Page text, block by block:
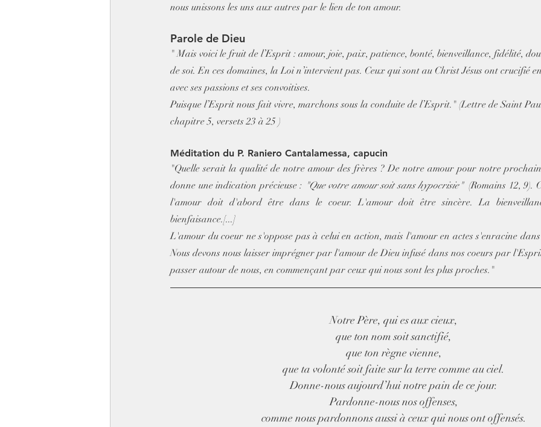
nous unissons les uns aux autres par le lien de ton amour.
Parole de Dieu
" Mais voici le fruit de l’Esprit : amour, joie, paix, patience, bonté, bienveillance, fidélité,
de soi. En ces domaines, la Loi n’intervient pas. Ceux qui sont au Christ Jésus ont crucifié
avec ses passions et ses convoitises.
Puisque l’Esprit nous fait vivre, marchons sous la conduite de l’Esprit." (Lettre de Saint
chapitre 5, versets 23 à 25 )
Méditation du P. Raniero Cantalamessa, capucin
"Quelle serait la qualité de notre amour des frères ? De notre amour pour notre
donne une indication précieuse : "Que votre amour soit sans hypocrisie" (Romains 12, 9).
l'amour doit d'abord être dans le coeur. L'amour doit être sincère. La
bienfaisance.[...]
L'amour du coeur ne s'oppose pas à celui en action, mais l'amour en actes s'enracine
Nous devons nous laisser imprégner par l'amour de Dieu infusé dans nos coeurs par
passer autour de nous, en commençant par ceux qui nous sont les plus proches."
Notre Père, qui es aux cieux,
que ton nom soit sanctifié,
que ton règne vienne,
que ta volonté soit faite sur la terre comme au ciel.
Donne-nous aujourd’hui notre pain de ce jour.
Pardonne-nous nos offenses,
comme nous pardonnons aussi à ceux qui nous ont offensés.